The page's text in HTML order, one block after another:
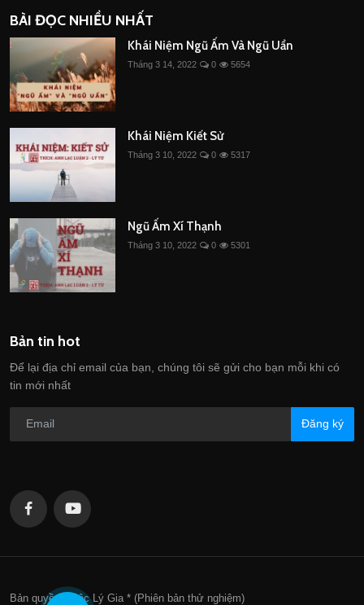
BÀI ĐỌC NHIỀU NHẤT
Khái Niệm Ngũ Ấm Và Ngũ Uẩn
Tháng 3 14, 2022 0 5654
Khái Niệm Kiết Sử
Tháng 3 10, 2022 0 5317
Ngũ Ấm Xí Thạnh
Tháng 3 10, 2022 0 5301
Bản tin hot
Để lại địa chỉ email của bạn, chúng tôi sẽ gửi cho bạn mỗi khi có
tin mới nhất
Đăng ký
Bản quyền thuộc Lý Gia * (Phiên bản thử nghiệm)